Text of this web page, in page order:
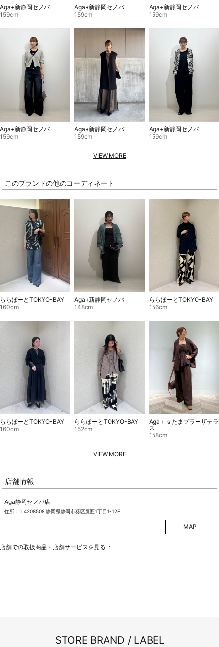
Aga+新静岡セノバ
159cm
Aga+新静岡セノバ
159cm
Aga+新静岡セノバ
159cm
Aga+新静岡セノバ
159cm
Aga+新静岡セノバ
159cm
Aga+新静岡セノバ
159cm
VIEW MORE
このブランドの他のコーディネート
ららぽーとTOKYO-BAY
160cm
Aga+新静岡セノバ
148cm
ららぽーとTOKYO-BAY
156cm
ららぽーとTOKYO-BAY
160cm
ららぽーとTOKYO-BAY
152cm
Aga＋ｓたまプラーザテラ
ス
158cm
VIEW MORE
店舗情報
Aga静岡セノバ店
住所：〒4208508 静岡県静岡市葵区鷹匠1丁目1-12F
MAP
店舗での取扱商品・店舗サービスを見る
STORE BRAND / LABEL